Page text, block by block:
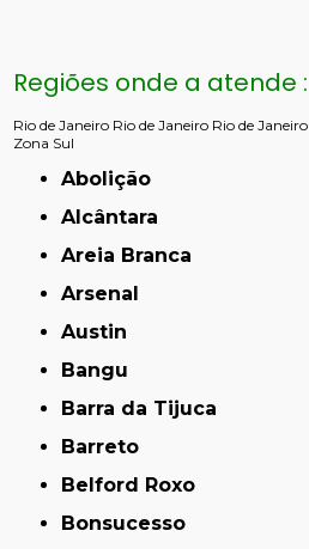
Regiões onde a atende :
Rio de Janeiro Rio de Janeiro Rio de Janeiro
Zona Sul
Abolição
Alcântara
Areia Branca
Arsenal
Austin
Bangu
Barra da Tijuca
Barreto
Belford Roxo
Bonsucesso